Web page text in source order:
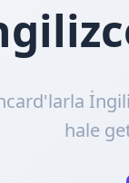
hale